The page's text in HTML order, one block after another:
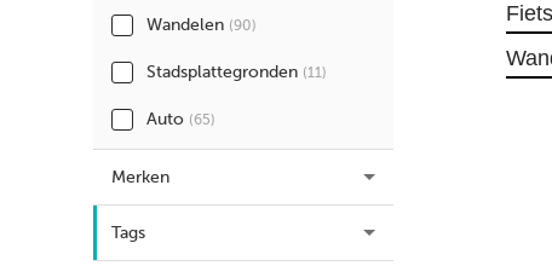
Wandelen (90)
Stadsplattegronden (11)
Auto (65)
Merken
Tags